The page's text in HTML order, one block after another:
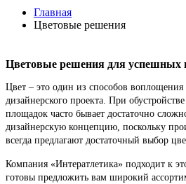
Главная
Цветовые решения
Цветовые решения для успешных
Цвет – это один из способов
дизайнерского проекта. При
площадок часто бывает достаточно
дизайнерскую концепцию, поскольку
всегда предлагают достаточный выбор
Компания «Интератлетика» подходит к
готовы предложить вам широкий